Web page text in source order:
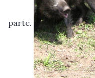
parte.